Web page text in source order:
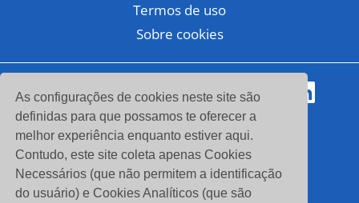
Termos de uso
Sobre cookies
Todos Direitos Reservados
CNPJ: 38.537.574/0001-
76
Razão social: Mega
Tecnologia da
As configurações de cookies neste site são
definidas para que possamos te oferecer a
melhor experiência enquanto estiver aqui.
Contudo, este site coleta apenas Cookies
Necessários (que não permitem a identificação
do usuário) e Cookies Analíticos (que são